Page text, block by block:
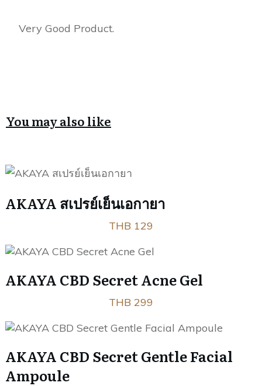
Very Good Product.
You may also like
AKAYA สเปรย์เย็นเอกายา
THB 129
AKAYA CBD Secret Acne Gel
THB 299
AKAYA CBD Secret Gentle Facial
Ampoule